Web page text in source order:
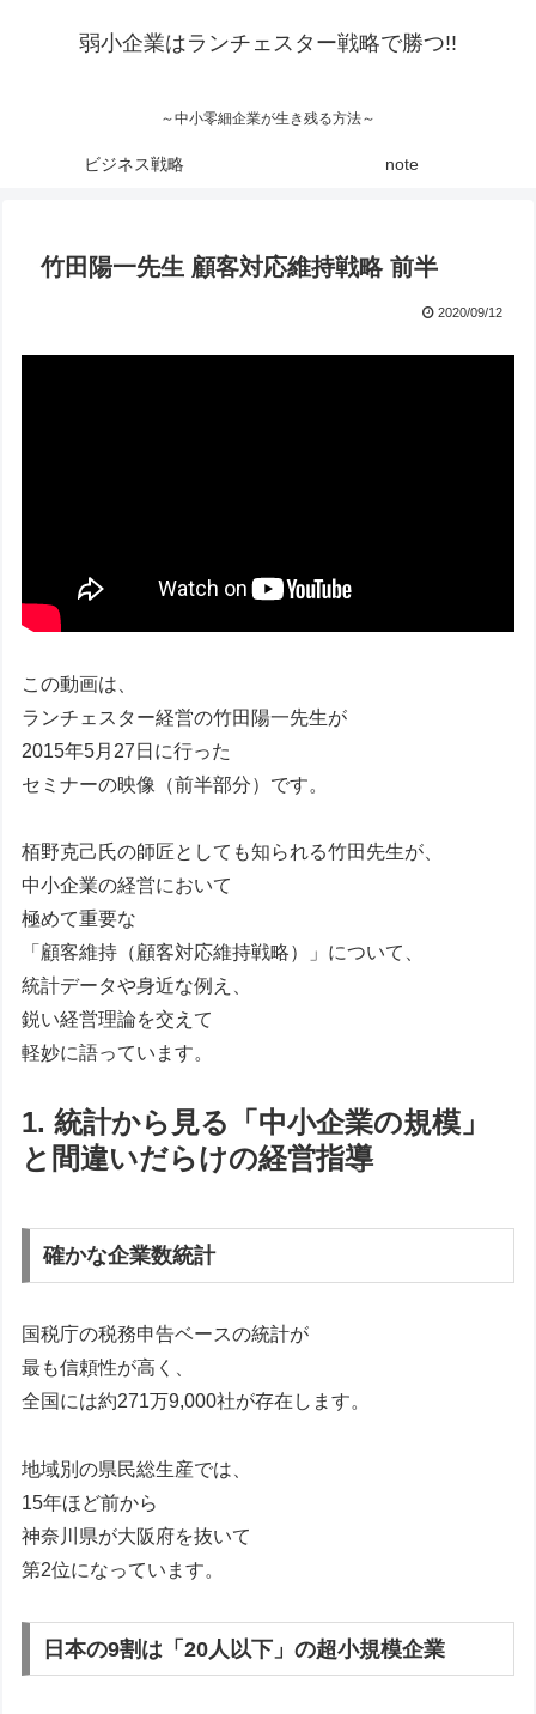
弱小企業はランチェスター戦略で勝つ!!
～中小零細企業が生き残る方法～
ビジネス戦略 note
竹田陽一先生 顧客対応維持戦略 前半
2020/09/12
この動画は、
ランチェスター経営の竹田陽一先生が
2015年5月27日に行った
セミナーの映像（前半部分）です。
栢野克己氏の師匠としても知られる竹田先生が、
中小企業の経営において
極めて重要な
「顧客維持（顧客対応維持戦略）」について、
統計データや身近な例え、
鋭い経営理論を交えて
軽妙に語っています。
1. 統計から見る「中小企業の規模」
と間違いだらけの経営指導
確かな企業数統計
国税庁の税務申告ベースの統計が
最も信頼性が高く、
全国には約271万9,000社が存在します。
地域別の県民総生産では、
15年ほど前から
神奈川県が大阪府を抜いて
第2位になっています。
日本の9割は「20人以下」の超小規模企業